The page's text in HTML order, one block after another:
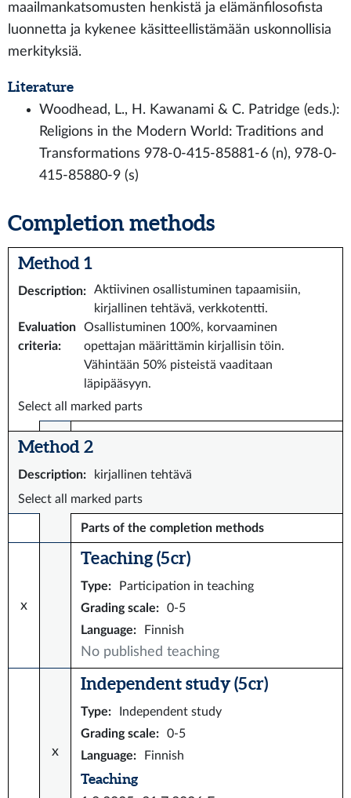
maailmankatsomusten henkistä ja elämänfilosofista
luonnetta ja kykenee käsitteellistämään uskonnollisia
merkityksiä.
Literature
Woodhead, L., H. Kawanami & C. Patridge (eds.):
Religions in the Modern World: Traditions and
Transformations 978-0-415-85881-6 (n), 978-0-
415-85880-9 (s)
Completion methods
Method 1
Description:
Aktiivinen osallistuminen tapaamisiin,
kirjallinen tehtävä, verkkotentti.
Evaluation
criteria:
Osallistuminen 100%, korvaaminen
opettajan määrittämin kirjallisin töin.
Vähintään 50% pisteistä vaaditaan
läpipääsyyn.
Select all marked parts
Method 2
Description:
kirjallinen tehtävä
Select all marked parts
Parts of the completion methods
x
Teaching (5 cr)
Type:
Participation in teaching
Grading scale:
0-5
Language: Finnish
No published teaching
x
Independent study (5 cr)
Type:
Independent study
Grading scale:
0-5
Language: Finnish
Teaching